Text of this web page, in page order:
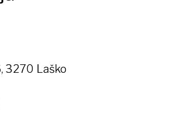
3270 Laško